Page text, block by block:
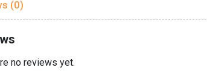
(0)
no reviews yet.